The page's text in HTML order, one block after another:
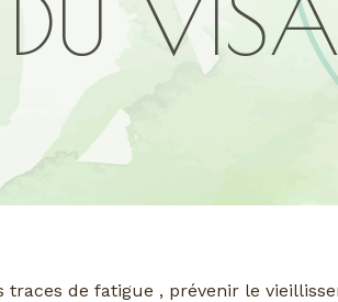
de fatigue , prévenir le